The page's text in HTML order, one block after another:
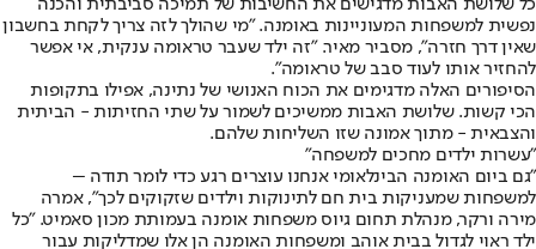
כל שלושת האבות מדגישים את החשיבות של תמיכה סביבתית והכנה
נפשית למשפחות המעוניינות באומנה. "מי שהולך לזה צריך לקחת בחשבון
שאין דרך חזרה", מסביר מאיר. "זה ילד שעבר טראומה ענקית, אי אפשר
להחזיר אותו לעוד סבב של טראומה".
הסיפורים האלה מדגימים את הכוח האנושי של נתינה, אפילו בתקופות
הכי קשות. שלושת האבות ממשיכים לשמור על שתי החזיתות - הביתית
והצבאית - מתוך אמונה שזו השליחות שלהם.
"עשרות ילדים מחכים למשפחה"
"גם ביום האומנה הבינלאומי אנחנו עוצרים רגע כדי לומר תודה –
למשפחות שמעניקות בית חם לתינוקות וילדים שזקוקים לכך", אמרה
מירה ורקר, מנהלת תחום גיוס משפחות אומנה בעמותת מכון סאמיט. "כל
ילד ראוי לגדול בבית אוהב ומשפחות האומנה הן אלו שמדליקות עבור